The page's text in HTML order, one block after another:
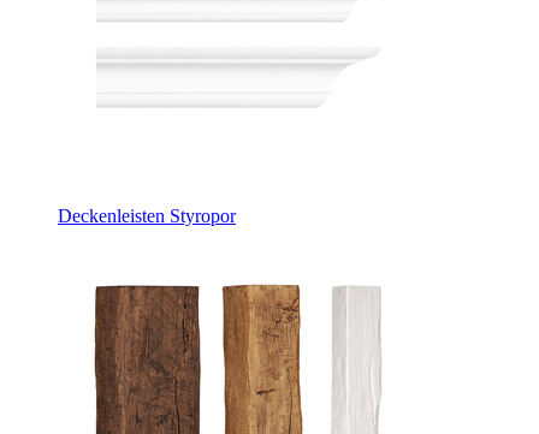
Deckenleisten Styropor